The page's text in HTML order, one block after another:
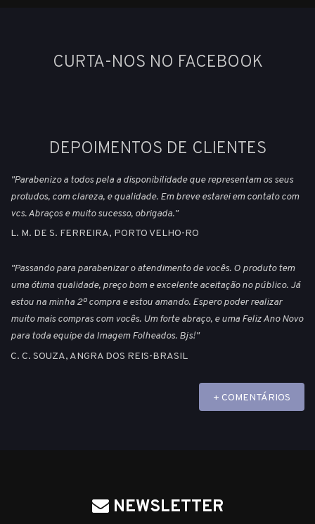
CURTA-NOS NO FACEBOOK
DEPOIMENTOS DE CLIENTES
"Parabenizo a todos pela a disponibilidade que representam os seus
protudos, com clareza, e qualidade. Em breve estarei em contato com
vcs. Abraços e muito sucesso, obrigada."
L. M. DE S. FERREIRA, PORTO VELHO-RO
"Passando para parabenizar o atendimento de vocês. O produto tem
uma ótima qualidade, preço bom e excelente aceitação no público. Já
estou na minha 2º compra e estou amando. Espero poder realizar
muito mais compras com vocês. Um forte abraço, e uma Feliz Ano Novo
para toda equipe da Imagem Folheados. Bjs!"
C. C. SOUZA, ANGRA DOS REIS-BRASIL
+ COMENTÁRIOS
NEWSLETTER